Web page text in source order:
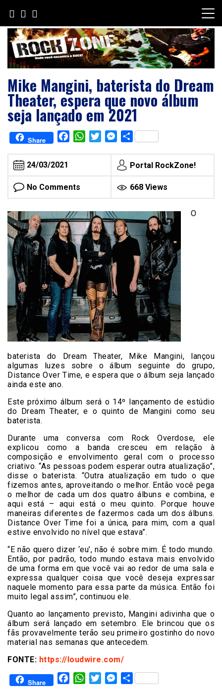
content
Mike Mangini, baterista do Dream
Theater, espera que novo álbum
seja lançado em 2021
Share FacebookWhatsAppTwitterMessenger
Share
24/03/2021 Portal RockZone!
No Comments 668 Views
O
baterista do Dream Theater, Mike Mangini, lançou
algumas luzes sobre o álbum seguinte do grupo,
Distance Over Time, e espera que o álbum seja lançado
ainda este ano.
Este próximo álbum será o 14º lançamento de estúdio
do Dream Theater, e o quinto de Mangini como seu
baterista.
Durante uma conversa com Rock Overdose, ele
explicou como a banda cresceu em relação à
composição e envolvimento geral com o processo
criativo. “As pessoas podem esperar outra atualização”,
disse o baterista. “Outra atualização em tudo o que
fizemos antes, aproveitando o melhor. Então você pega
o melhor de cada um dos quatro álbuns e combina, e
aqui está – aqui está o meu quinto. Porque houve
maneiras diferentes de fazermos cada um dos álbuns.
Distance Over Time foi a única, para mim, com a qual
estive envolvido no nível que estava”.
“E não quero dizer ‘eu’, não é sobre mim. É todo mundo.
Então, por padrão, todo mundo estava mais envolvido
de uma forma em que você vai ao redor de uma sala e
expressa qualquer coisa que você deseja expressar
naquele momento para essa parte da música. Então foi
muito legal assim”, continuou ele.
Quanto ao lançamento previsto, Mangini adivinha que o
álbum será lançado em setembro. Ele brincou que os
fãs provavelmente terão seu primeiro gostinho do novo
material nas semanas que antecedem.
FONTE: https://loudwire.com/
Share FacebookWhatsAppTwitterMessenger
Share